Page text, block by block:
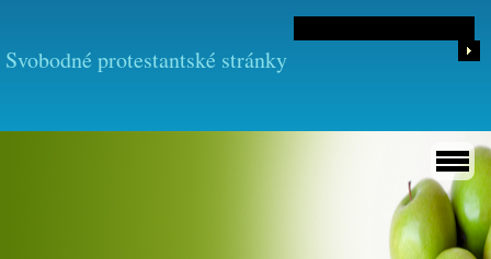
Svobodné protestantské stránky